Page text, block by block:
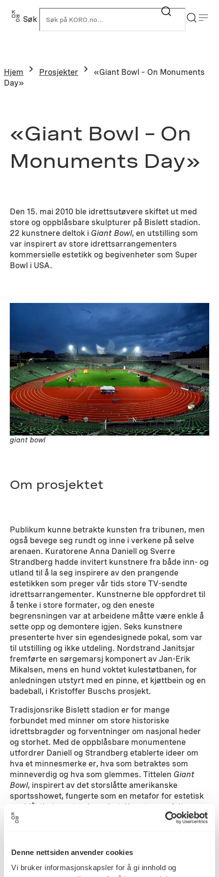
Denne nettsiden anvender cookies
Vi bruker informasjonskapsler for å gi innhold og
Hopp
Søk
Hjem Prosjekter
«Giant Bowl – On Monuments
Day»
«Giant Bowl – On
Monuments Day»
Den 15. mai 2010 ble idrettsutøvere skiftet ut med
store og oppblåsbare skulpturer på Bislett stadion.
22 kunstnere deltok i Giant Bowl, en utstilling som
var inspirert av store idrettsarrangementers
kommersielle estetikk og begivenheter som Super
Bowl i USA.
giant bowl
Om prosjektet
Publikum kunne betrakte kunsten fra tribunen, men
også bevege seg rundt og inne i verkene på selve
arenaen. Kuratorene Anna Daniell og Sverre
Strandberg hadde invitert kunstnere fra både inn- og
utland til å la seg inspirere av den prangende
estetikken som preger vår tids store TV-sendte
idrettsarrangementer. Kunstnerne ble oppfordret til
å tenke i store formater, og den eneste
begrensningen var at arbeidene måtte være enkle å
sette opp og demontere igjen. Seks kunstnere
presenterte hver sin egendesignede pokal, som var
til utstilling og ikke utdeling. Nordstrand Janitsjar
fremførte en sørgemarsj komponert av Jan-Erik
Mikalsen, mens en hund voktet kulestøtbanen, for
anledningen utstyrt med en pinne, et kjøttbein og en
badeball, i Kristoffer Buschs prosjekt.
Tradisjonsrike Bislett stadion er for mange
forbundet med minner om store historiske
idrettsbragder og forventninger om nasjonal heder
og storhet. Med de oppblåsbare monumentene
utfordrer Daniell og Strandberg etablerte ideer om
hva et minnesmerke er, hva som betraktes som
minneverdig og hva som glemmes. Tittelen Giant
Bowl, inspirert av det storslåtte amerikanske
sportsshowet, fungerte som en metafor for estetisk
oppblåsthet og storslagenhet: Kunstnerne fylte
bokstavelig talt ideene sine med luft. Resultatet var